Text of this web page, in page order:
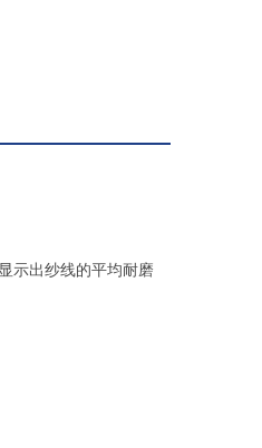
示出纱线的平均耐磨